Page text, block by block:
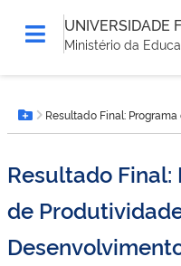
UNIVERSIDADE
Ministério da
está
aqui:Botão Menu
Resultado Final:
Resultado
de